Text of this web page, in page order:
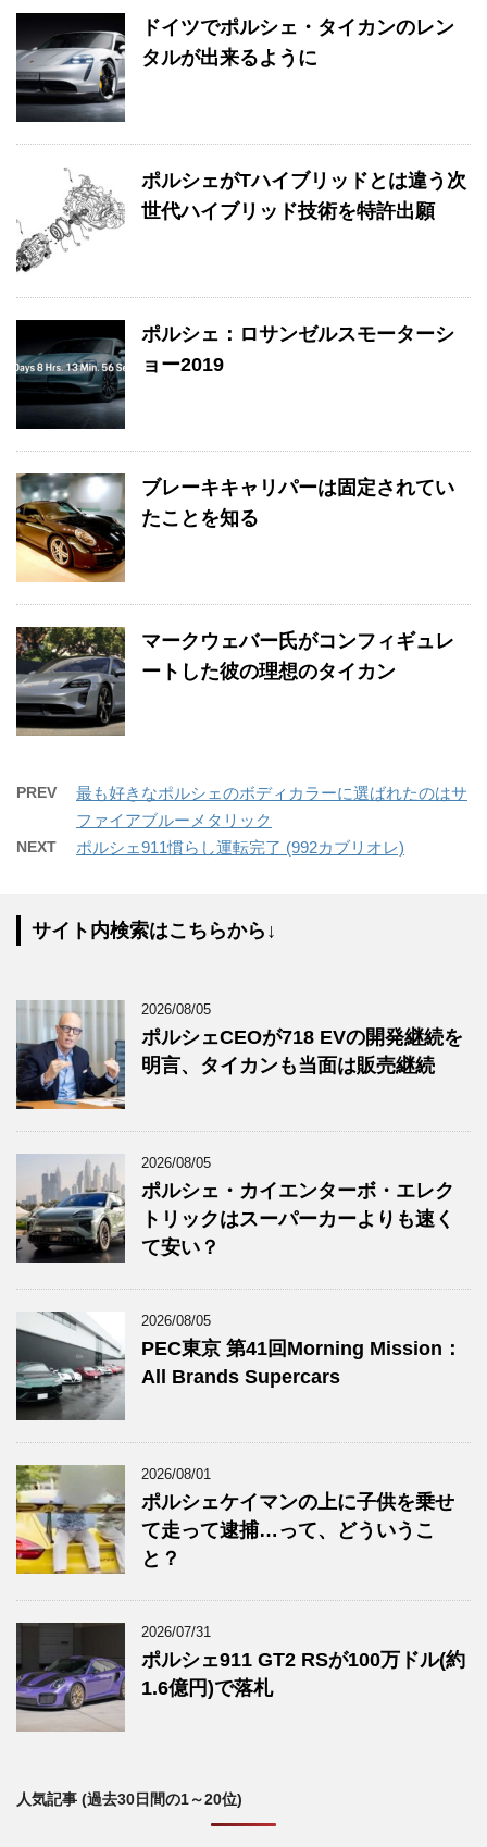
ドイツでポルシェ・タイカンのレン
タルが出来るように
ポルシェがTハイブリッドとは違う次
世代ハイブリッド技術を特許出願
ポルシェ：ロサンゼルスモーターシ
ョー2019
ブレーキキャリパーは固定されてい
たことを知る
マークウェバー氏がコンフィギュレ
ートした彼の理想のタイカン
PREV
最も好きなポルシェのボディカラーに選ばれたのはサ
ファイアブルーメタリック
NEXT ポルシェ911慣らし運転完了 (992カブリオレ)
サイト内検索はこちらから↓
2026/08/05
ポルシェCEOが718 EVの開発継続を
明言、タイカンも当面は販売継続
2026/08/05
ポルシェ・カイエンターボ・エレク
トリックはスーパーカーよりも速く
て安い？
2026/08/05
PEC東京 第41回Morning Mission：
All Brands Supercars
2026/08/01
ポルシェケイマンの上に子供を乗せ
て走って逮捕…って、どういうこ
と？
2026/07/31
ポルシェ911 GT2 RSが100万ドル(約
1.6億円)で落札
人気記事 (過去30日間の1～20位)